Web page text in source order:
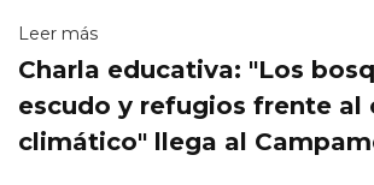
Leer más
Charla educativa: "Los
escudo y refugios frente al
climático" llega al